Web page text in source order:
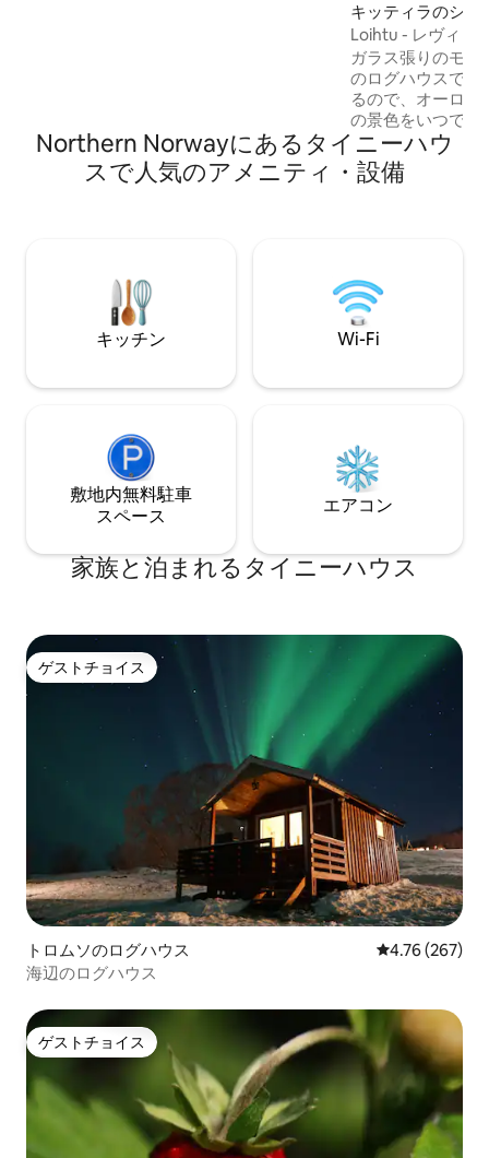
キッティラのシャ
Loihtu - レヴィ・
ス屋根キャビン
ガラス張りのモダ
のログハウスです
るので、オーロラ
の景色をいつでも
す。 専用サウナと屋外ジャグジーを備
え、さらに贅沢
ただけます。 38平方メートルのキャビン
機。 料金には最終清掃、ベッドリネン、
Northern Norwayにあるタイニーハウ
スで人気のアメニティ・設備
キッチン Wi-Fi
敷地内無料駐⁠車
ス⁠ペ⁠ー⁠ス
エアコン
家族と泊まれるタイニーハウス
ゲストチョイス
ゲストチョイス
トロムソのログハウス レビュー267
4.76 (267)
海辺のログハウス
ゲストチョイス
ゲストチョイス